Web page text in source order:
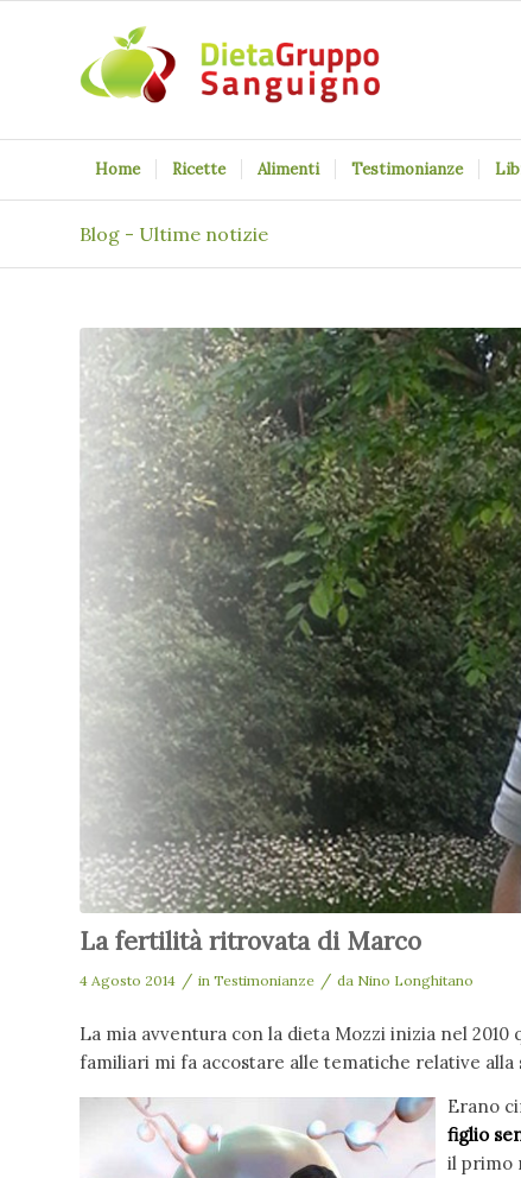
Home Ricette Alimenti Testimonianze
Blog - Ultime notizie
La fertilità ritrovata di Marco
4 Agosto 2014 / in Testimonianze / da Nino Longhitano
La mia avventura con la dieta Mozzi inizia nel
familiari mi fa accostare alle tematiche relative alla
Erano
figlio
il primo